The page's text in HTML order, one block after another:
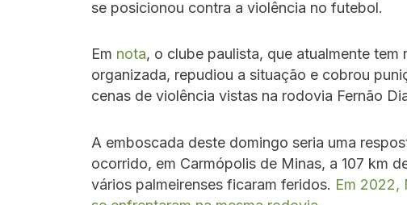
se posicionou contra a violência no futebol.
Em nota, o clube paulista, que atualmente tem
organizada, repudiou a situação e cobrou
cenas de violência vistas na rodovia Fernão
A emboscada deste domingo seria uma
ocorrido, em Carmópolis de Minas, a 107 km
vários palmeirenses ficaram feridos. Em 2022,